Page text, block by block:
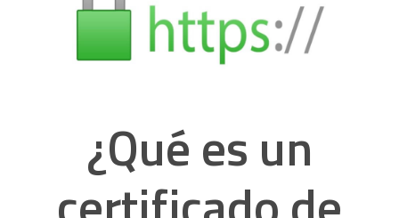
¿Qué es un